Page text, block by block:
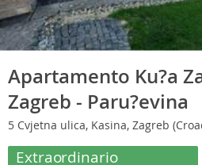
Apartamento Ku?a
Zagreb - Paru?evina
5 Cvjetna ulica, Kasina, Zagreb
Extraordinario